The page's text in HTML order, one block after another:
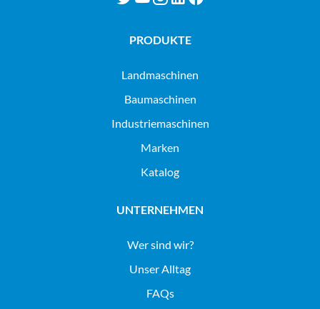
PRODUKTE
landmaschinen
baumaschinen
industriemaschinen
Marken
Katalog
UNTERNEHMEN
Wer sind wir?
Unser Alltag
FAQs